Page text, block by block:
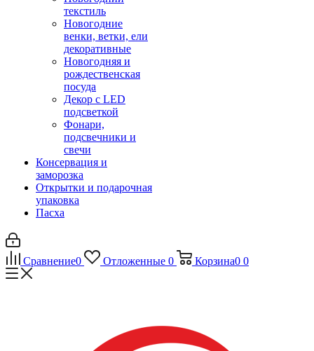
текстиль
Новогодние
венки, ветки, ели
декоративные
Новогодняя и
рождественская
посуда
Декор с LED
подсветкой
Фонари,
подсвечники и
свечи
Консервация и
заморозка
Открытки и подарочная
упаковка
Пасха
Сравнение0 Отложенные 0 Корзина0 0